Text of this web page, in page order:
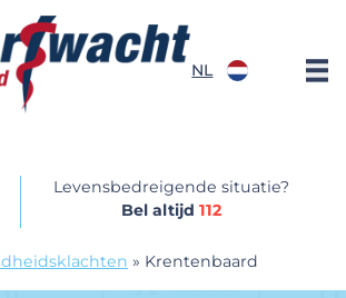
NL
Levensbedreigende situatie?
Bel altijd112
» Krentenbaard